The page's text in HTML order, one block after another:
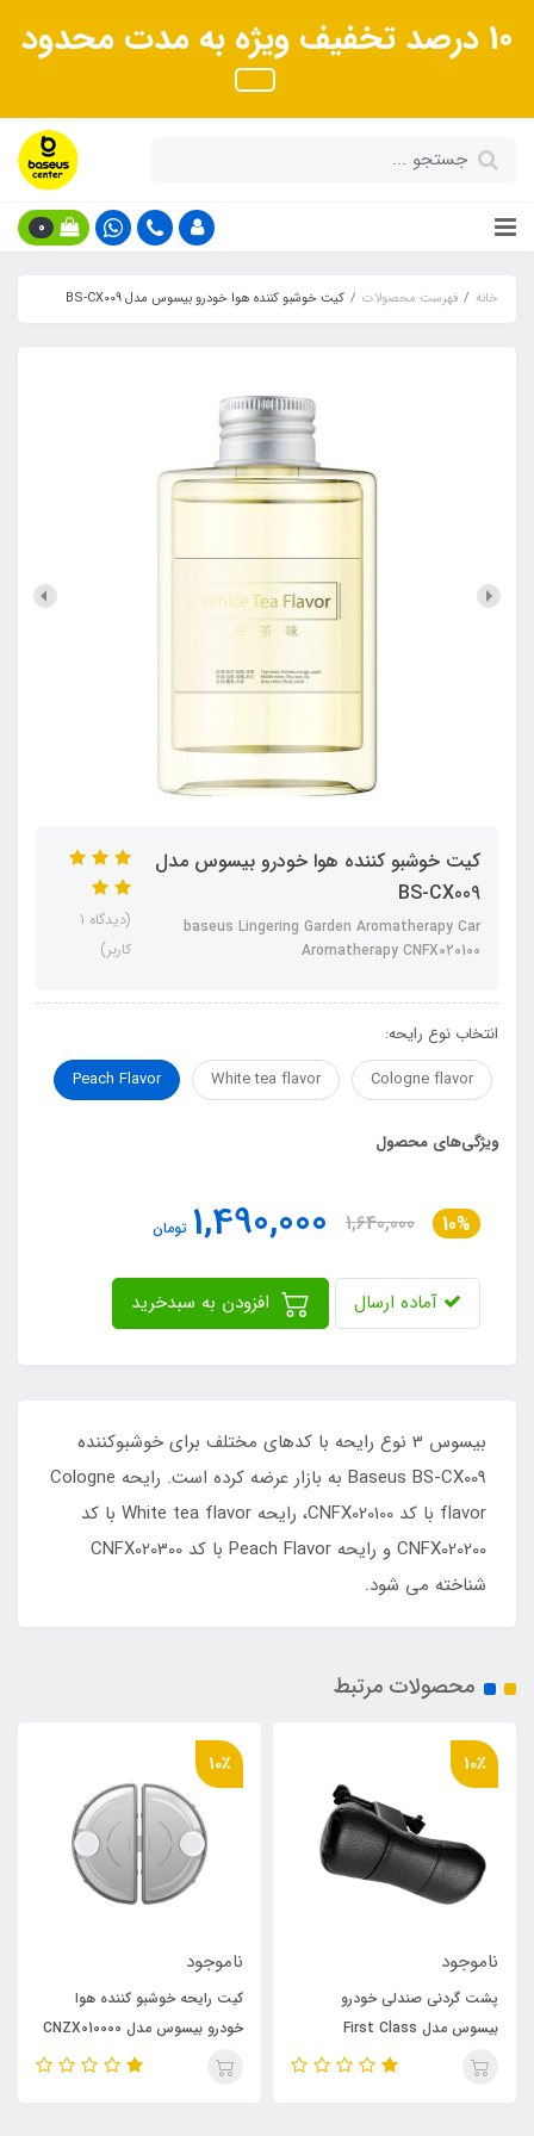
10 درصد تخفیف ویژه به مدت محدود
0
خانه فهرست محصولات کیت خوشبو کننده هوا خودرو بیسوس مدل BS-CX009
کیت خوشبو کننده هوا خودرو بیسوس مدل
BS-CX009
baseus Lingering Garden Aromatherapy Car
Aromatherapy CNFX020100
(دیدگاه 1
کاربر)
انتخاب نوع رایحه:
Cologne flavor
White tea flavor
Peach Flavor
ویژگی‌های محصول
10%
1,640,000
1,490,000 تومان
آماده ارسال
بیسوس 3 نوع رایحه با کدهای مختلف برای خوشبوکننده
Baseus BS-CX009 به بازار عرضه کرده است. رایحه Cologne
flavor با کد CNFX020100، رایحه White tea flavor با کد
CNFX020200 و رایحه Peach Flavor با کد CNFX020300
شناخته می شود.
محصولات مرتبط
10٪
ناموجود
پشت گردنی صندلی خودرو
بیسوس مدل First Class
10٪
ناموجود
کیت رایحه خوشبو کننده هوا
خودرو بیسوس مدل CNZX010000
بسته ۲ عددی